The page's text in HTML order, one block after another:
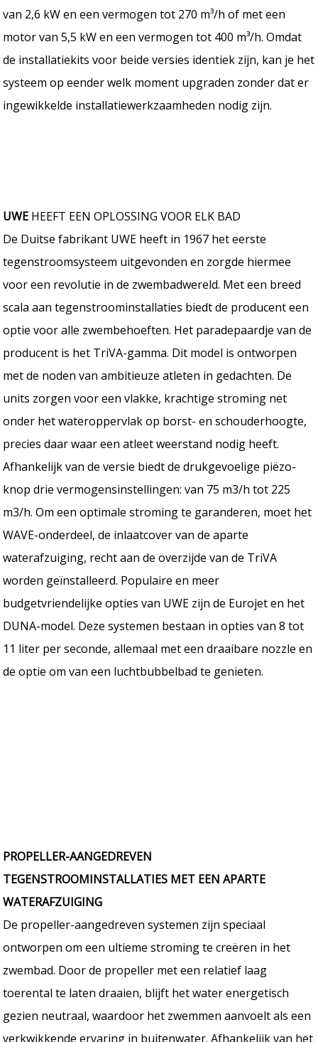
van 2,6 kW en een vermogen tot 270 m³/h of met een
motor van 5,5 kW en een vermogen tot 400 m³/h. Omdat
de installatiekits voor beide versies identiek zijn, kan je het
systeem op eender welk moment upgraden zonder dat er
ingewikkelde installatiewerkzaamheden nodig zijn.
UWE HEEFT EEN OPLOSSING VOOR ELK BAD
De Duitse fabrikant UWE heeft in 1967 het eerste
tegenstroomsysteem uitgevonden en zorgde hiermee
voor een revolutie in de zwembadwereld. Met een breed
scala aan tegenstroominstallaties biedt de producent een
optie voor alle zwembehoeften. Het paradepaardje van de
producent is het TriVA-gamma. Dit model is ontworpen
met de noden van ambitieuze atleten in gedachten. De
units zorgen voor een vlakke, krachtige stroming net
onder het wateroppervlak op borst- en schouderhoogte,
precies daar waar een atleet weerstand nodig heeft.
Afhankelijk van de versie biedt de drukgevoelige piëzo-
knop drie vermogensinstellingen: van 75 m3/h tot 225
m3/h. Om een optimale stroming te garanderen, moet het
WAVE-onderdeel, de inlaatcover van de aparte
waterafzuiging, recht aan de overzijde van de TriVA
worden geïnstalleerd. Populaire en meer
budgetvriendelijke opties van UWE zijn de Eurojet en het
DUNA-model. Deze systemen bestaan in opties van 8 tot
11 liter per seconde, allemaal met een draaibare nozzle en
de optie om van een luchtbubbelbad te genieten.
PROPELLER-AANGEDREVEN
TEGENSTROOMINSTALLATIES MET EEN APARTE
WATERAFZUIGING
De propeller-aangedreven systemen zijn speciaal
ontworpen om een ultieme stroming te creëren in het
zwembad. Door de propeller met een relatief laag
toerental te laten draaien, blijft het water energetisch
gezien neutraal, waardoor het zwemmen aanvoelt als een
verkwikkende ervaring in buitenwater. Afhankelijk van het